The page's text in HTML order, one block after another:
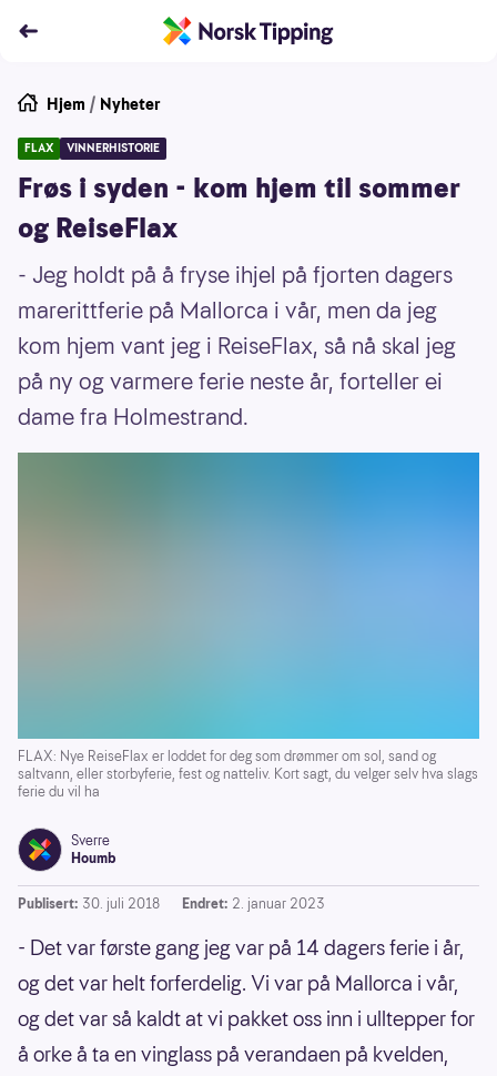
Hjem / Nyheter
FLAX VINNERHISTORIE
Frøs i syden - kom hjem til sommer
og ReiseFlax
- Jeg holdt på å fryse ihjel på fjorten dagers
marerittferie på Mallorca i vår, men da jeg
kom hjem vant jeg i ReiseFlax, så nå skal jeg
på ny og varmere ferie neste år, forteller ei
dame fra Holmestrand.
FLAX: Nye ReiseFlax er loddet for deg som drømmer om sol, sand og
saltvann, eller storbyferie, fest og natteliv. Kort sagt, du velger selv hva slags
ferie du vil ha
Sverre
Houmb
Publisert: 30. juli 2018 Endret: 2. januar 2023
- Det var første gang jeg var på 14 dagers ferie i år,
og det var helt forferdelig. Vi var på Mallorca i vår,
og det var så kaldt at vi pakket oss inn i ulltepper for
å orke å ta en vinglass på verandaen på kvelden,